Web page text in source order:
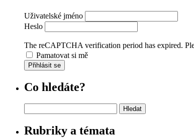
Uživatelské jméno
Heslo
The reCAPTCHA verification period has expired.
Pamatovat si mě
Přihlásit se
Co hledáte?
Rubriky a témata